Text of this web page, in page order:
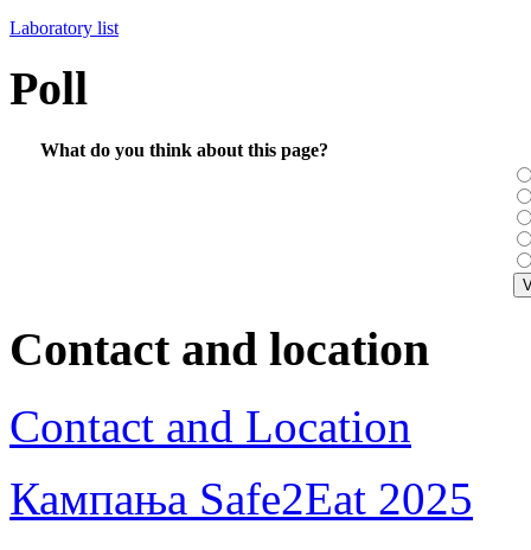
Laboratory list
Poll
What do you think about this page?
Contact and location
Contact and Location
Кампања Safe2Eat 2025